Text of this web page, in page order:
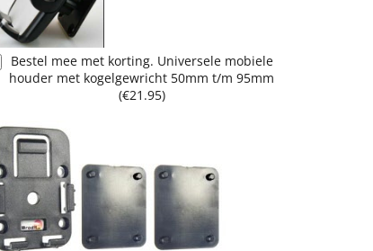
Bestel mee met korting. Universele mobiele
houder met kogelgewricht 50mm t/m 95mm
(€21.95)